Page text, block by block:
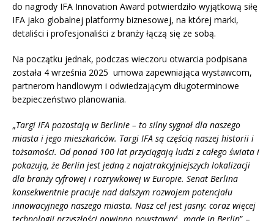
do nagrody IFA Innovation Award potwierdziło wyjątkową siłę
IFA jako globalnej platformy biznesowej, na której marki,
detaliści i profesjonaliści z branży łączą się ze sobą.
Na początku jednak, podczas wieczoru otwarcia podpisana
została 4 września 2025 umowa zapewniająca wystawcom,
partnerom handlowym i odwiedzającym długoterminowe
bezpieczeństwo planowania.
„Targi IFA pozostają w Berlinie – to silny sygnał dla naszego
miasta i jego mieszkańców. Targi IFA są częścią naszej historii i
tożsamości. Od ponad 100 lat przyciągają ludzi z całego świata i
pokazują, że Berlin jest jedną z najatrakcyjniejszych lokalizacji
dla branży cyfrowej i rozrywkowej w Europie. Senat Berlina
konsekwentnie pracuje nad dalszym rozwojem potencjału
innowacyjnego naszego miasta. Nasz cel jest jasny: coraz więcej